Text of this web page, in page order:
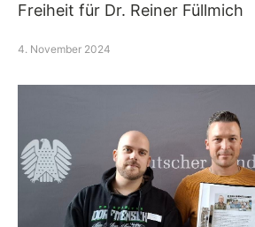
Freiheit für Dr. Reiner Füllmich
4. November 2024